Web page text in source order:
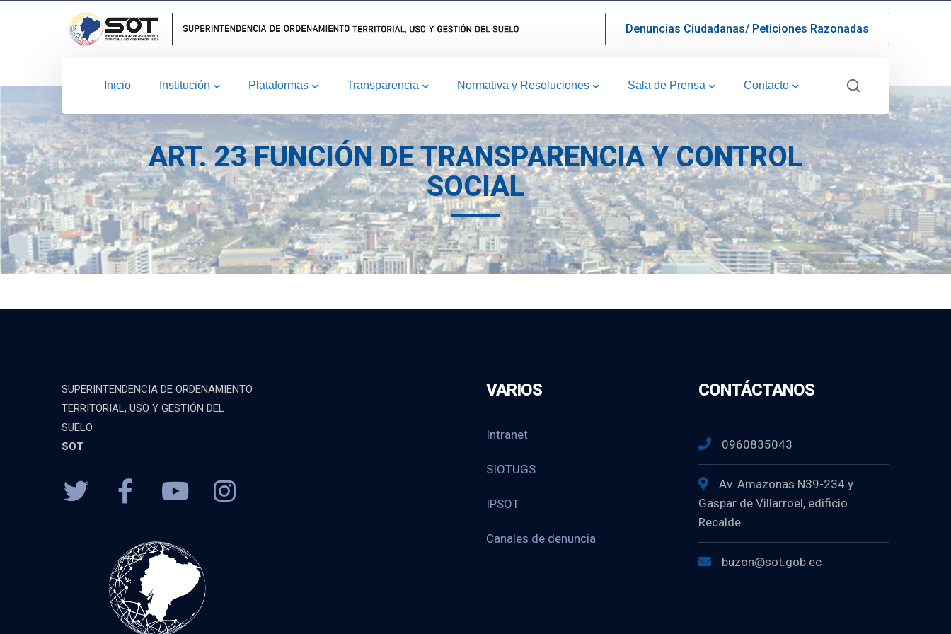
Denuncias Ciudadanas/ Peticiones Razonadas
Inicio Institución Plataformas Transparencia Normativa y Resoluciones Sala de Prensa Contacto
ART. 23 FUNCIÓN DE TRANSPARENCIA Y CONTROL
SOCIAL
SUPERINTENDENCIA DE ORDENAMIENTO
TERRITORIAL, USO Y GESTIÓN DEL
SUELO
SOT
VARIOS
Intranet
SIOTUGS
IPSOT
Canales de denuncia
CONTÁCTANOS
0960835043
Av. Amazonas N39-234 y
Gaspar de Villarroel, edificio
Recalde
buzon@sot.gob.ec